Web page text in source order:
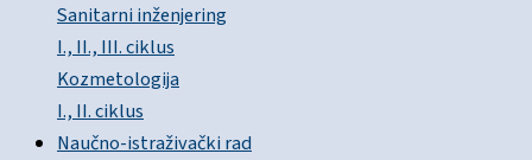
Sanitarni inženjering
I., II., III. ciklus
Kozmetologija
I., II. ciklus
Naučno-istraživački rad